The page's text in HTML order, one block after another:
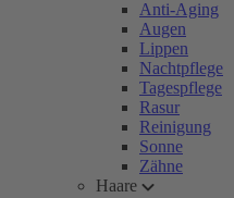
Anti-Aging
Augen
Lippen
Nachtpflege
Tagespflege
Rasur
Reinigung
Sonne
Zähne
Haare